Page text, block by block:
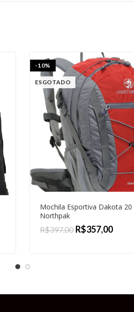
-10%
ESGOTADO
Mochila Esportiva Dakota 20
Northpak
R$397,00 R$357,00